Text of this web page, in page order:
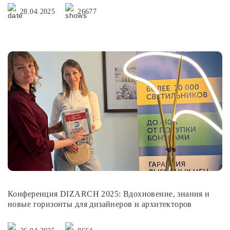
28.04.2025 26677
Конференция DIZARCH 2025: Вдохновение, знания и
новые горизонты для дизайнеров и архитекторов